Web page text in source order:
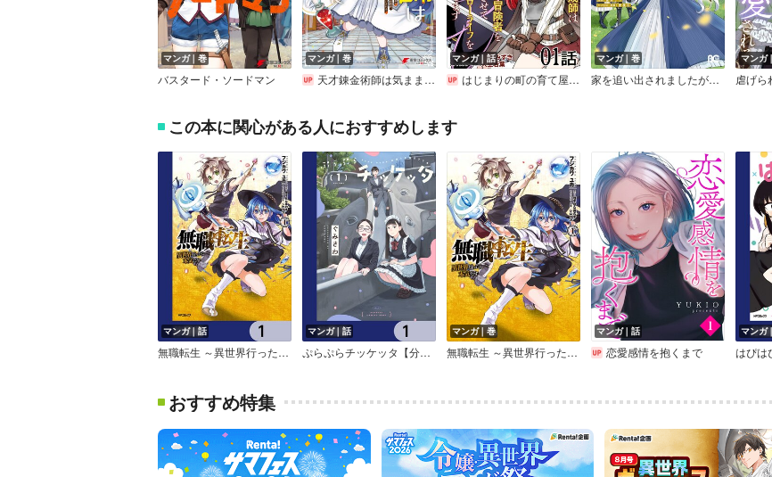
マンガ｜巻
バスタード・ソードマン
マンガ｜巻
天才錬金術師は気ままに旅する
マンガ｜話
はじまりの町の育て屋さん～追放された万能育成師はポンコツ冒険者を覚醒させて最強スローライフを目指します～【単話版】
マンガ｜巻
家を追い出されましたが、元気に暮らしています ～チートな魔法と前世知識で快適便利なセカンドライフ！～
マンガ
この本に関心がある人におすすめします
マンガ｜話
無職転生 ～異世界行ったら本気だす～【分冊版】
マンガ｜話
ぷらぷらチッケッタ【分冊版】
マンガ｜巻
無職転生 ～異世界行ったら本気だす～
マンガ｜話
恋愛感情を抱くまで
マンガ
はぴは
おすすめ特集